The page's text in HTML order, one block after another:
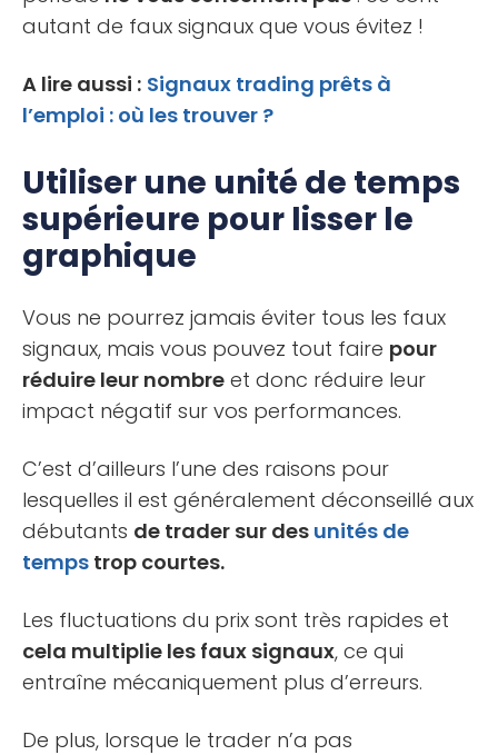
autant de faux signaux que vous évitez !
A lire aussi : Signaux trading prêts à
l’emploi : où les trouver ?
Utiliser une unité de temps
supérieure pour lisser le
graphique
Vous ne pourrez jamais éviter tous les faux
signaux, mais vous pouvez tout faire pour
réduire leur nombre et donc réduire leur
impact négatif sur vos performances.
C’est d’ailleurs l’une des raisons pour
lesquelles il est généralement déconseillé aux
débutants de trader sur des unités de
temps trop courtes.
Les fluctuations du prix sont très rapides et
cela multiplie les faux signaux, ce qui
entraîne mécaniquement plus d’erreurs.
De plus, lorsque le trader n’a pas